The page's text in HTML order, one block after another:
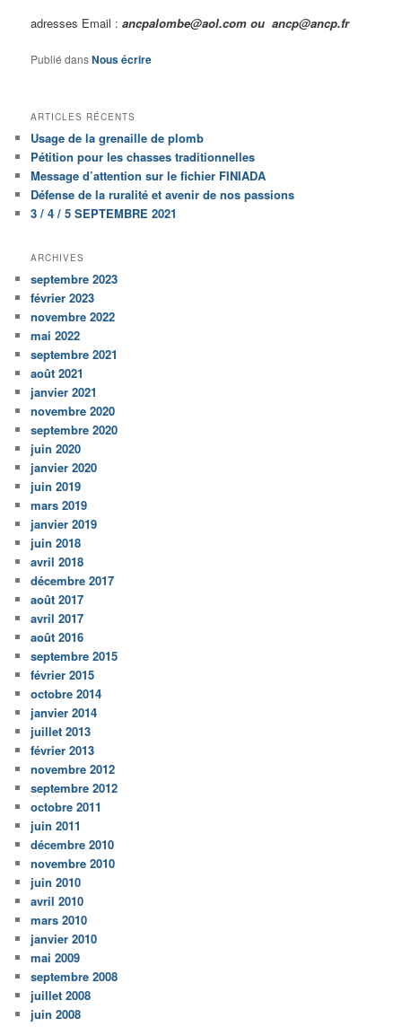
adresses Email :ancpalombe@aol.com ou ancp@ancp.fr
Publié dansNous écrire
ARTICLES RÉCENTS
Usage de la grenaille de plomb
Pétition pour les chasses traditionnelles
Message d’attention sur le fichier FINIADA
Défense de la ruralité et avenir de nos passions
3 / 4 / 5 SEPTEMBRE 2021
ARCHIVES
septembre 2023
février 2023
novembre 2022
mai 2022
septembre 2021
août 2021
janvier 2021
novembre 2020
septembre 2020
juin 2020
janvier 2020
juin 2019
mars 2019
janvier 2019
juin 2018
avril 2018
décembre 2017
août 2017
avril 2017
août 2016
septembre 2015
février 2015
octobre 2014
janvier 2014
juillet 2013
février 2013
novembre 2012
septembre 2012
octobre 2011
juin 2011
décembre 2010
novembre 2010
juin 2010
avril 2010
mars 2010
janvier 2010
mai 2009
septembre 2008
juillet 2008
juin 2008